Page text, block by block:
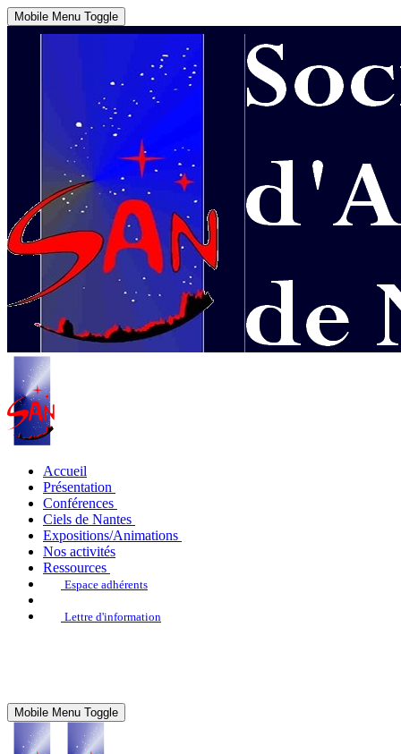
Mobile Menu Toggle
Accueil
Présentation
Conférences
Ciels de Nantes
Expositions/Animations
Nos activités
Ressources
Espace adhérents
Lettre d'information
Mobile Menu Toggle